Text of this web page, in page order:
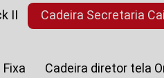
II
Cadeira Secretaria
Fixa
Cadeira diretor tela